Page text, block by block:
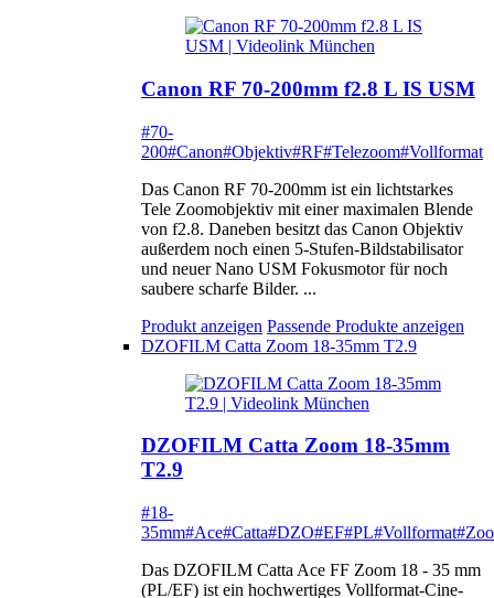
Canon RF 70-200mm f2.8 L IS USM
#70-
200#Canon#Objektiv#RF#Telezoom#Vollformat
Das Canon RF 70-200mm ist ein lichtstarkes
Tele Zoomobjektiv mit einer maximalen Blende
von f2.8. Daneben besitzt das Canon Objektiv
außerdem noch einen 5-Stufen-Bildstabilisator
und neuer Nano USM Fokusmotor für noch
saubere scharfe Bilder. ...
Produkt anzeigen Passende Produkte anzeigen
DZOFILM Catta Zoom 18-35mm T2.9
DZOFILM Catta Zoom 18-35mm
T2.9
#18-
35mm#Ace#Catta#DZO#EF#PL#Vollformat
Das DZOFILM Catta Ace FF Zoom 18 - 35 mm
(PL/EF) ist ein hochwertiges Vollformat-Cine-